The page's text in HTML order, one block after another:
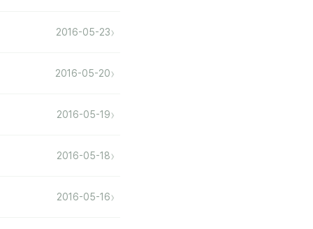
2016-05-23›
2016-05-20›
2016-05-19›
2016-05-18›
2016-05-16›